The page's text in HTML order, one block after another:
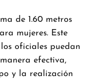
de 1.60 metros
mujeres. Este
oficiales puedan
efectiva,
y la realización